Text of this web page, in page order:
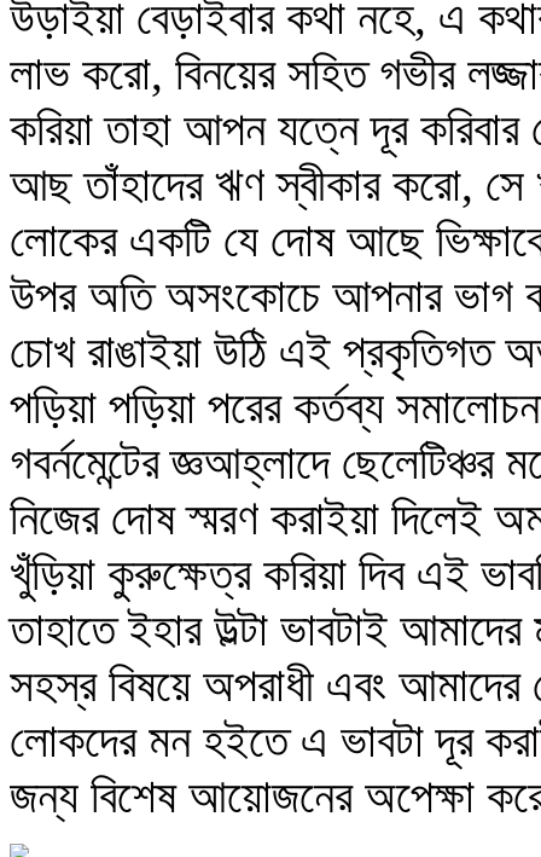
উড়াইয়া বেড়াইবার কথা নহে, এ
লাভ করো, বিনয়ের সহিত গভীর
করিয়া তাহা আপন যত্নে দূর করিবার
আছ তাঁহাদের ঋণ স্বীকার করো,
লোকের একটি যে দোষ আছে
উপর অতি অসংকোচে আপনার ভাগ
চোখ রাঙাইয়া উঠি এই প্রকৃতিগত
পড়িয়া পড়িয়া পরের কর্তব্য
গবর্নমেন্টের জ্ঞআহ্লাদে
নিজের দোষ স্মরণ করাইয়া দিলেই
খুঁড়িয়া কুরুক্ষেত্র করিয়া দিব এই
তাহাতে ইহার উল্টা ভাবটাই
সহস্র বিষয়ে অপরাধী এবং
লোকদের মন হইতে এ ভাবটা দূর
জন্য বিশেষ আয়োজনের অপেক্ষা